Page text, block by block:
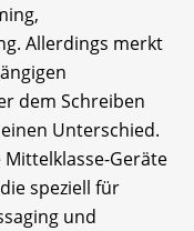
Allerdings merkt
dem Schreiben
Unterschied.
Geräte
speziell für
und